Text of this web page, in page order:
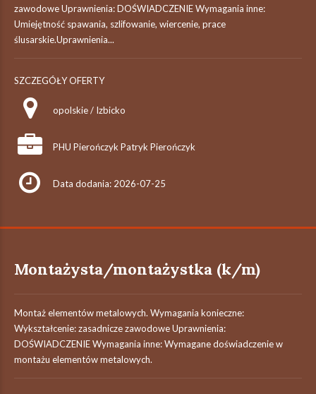
zawodowe Uprawnienia: DOŚWIADCZENIE Wymagania inne:
Umiejętność spawania, szlifowanie, wiercenie, prace
ślusarskie.Uprawnienia...
SZCZEGÓŁY OFERTY
opolskie / Izbicko
PHU Pierończyk Patryk Pierończyk
Data dodania: 2026-07-25
Montażysta/montażystka (k/m)
Montaż elementów metalowych. Wymagania konieczne:
Wykształcenie: zasadnicze zawodowe Uprawnienia:
DOŚWIADCZENIE Wymagania inne: Wymagane doświadczenie w
montażu elementów metalowych.